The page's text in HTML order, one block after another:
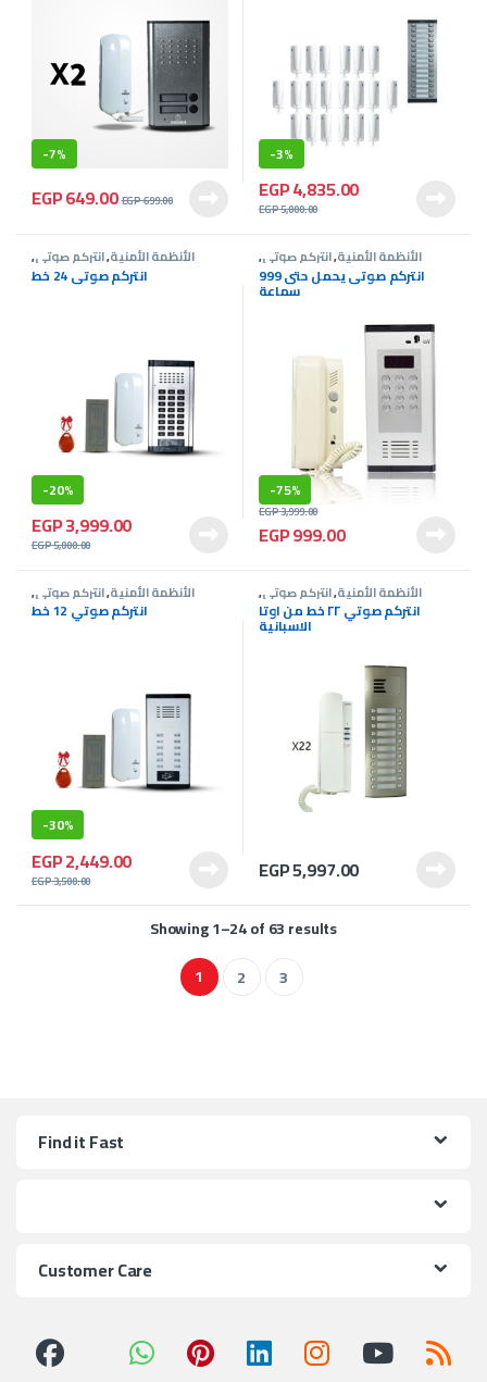
-7%
EGP649.00EGP699.00
-3%
EGP4,835.00
EGP5,000.00
الأنظمة الأمنية,انتركم صوتى,
عروض انتركمانتركم صوتى 24 خط
-20%
EGP3,999.00
EGP5,000.00
الأنظمة الأمنية,انتركم صوتى,
عروض انتركم
انتركم صوتى يحمل حتى 999
سماعة
-75%
EGP999.00
EGP3,999.00
الأنظمة الأمنية,انتركم صوتى,
عروض انتركمانتركم صوتي 12 خط
-30%
EGP2,449.00
EGP3,500.00
الأنظمة الأمنية,انتركم صوتى,
عروض انتركم
انتركم صوتي ٢٢ خط من اوتا
الاسبانية
EGP5,997.00
Showing 1–24 of 63 results
1
2 3
Find it Fast
Customer Care